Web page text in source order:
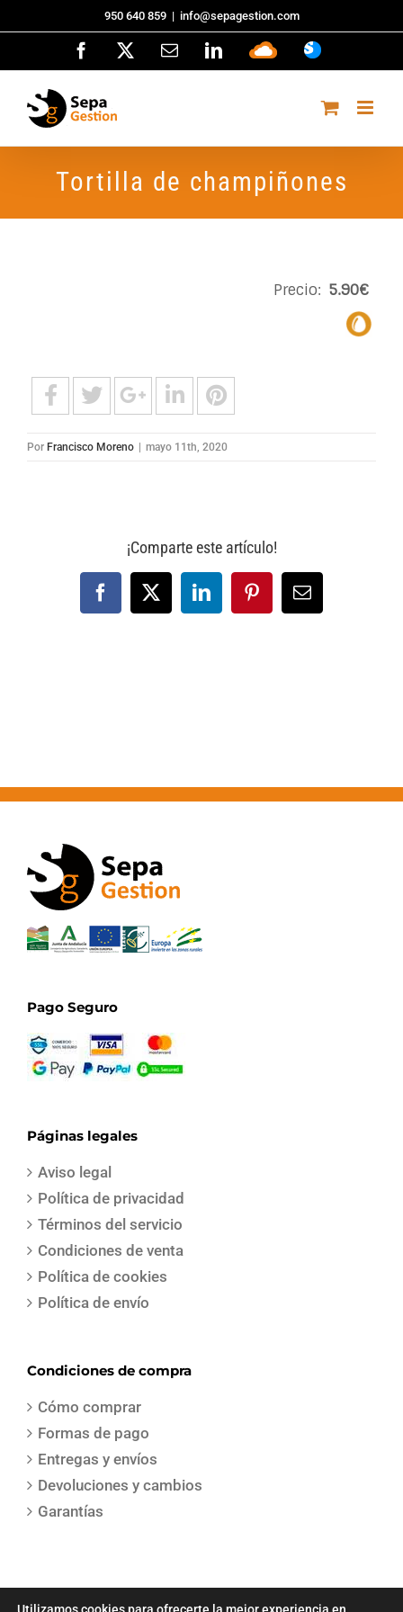
al
950 640 859 | info@sepagestion.com
Facebook
CorreoLinkedIn
Sepa
Tortilla de champiñones
Precio: 5.90€
Por Francisco Moreno | mayo 11th, 2020
¡Comparte este artículo!
Facebook
X LinkedInPinterestCorreo
electrónico
Pago Seguro
Páginas legales
Aviso legal
Política de privacidad
Términos del servicio
Condiciones de venta
Política de cookies
Política de envío
Condiciones de compra
Cómo comprar
Formas de pago
Entregas y envíos
Devoluciones y cambios
Garantías